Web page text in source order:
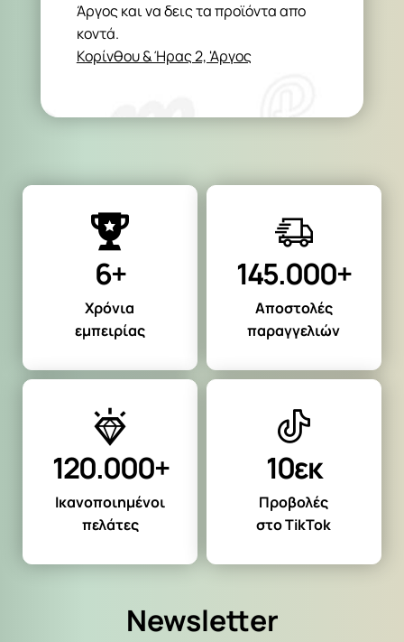
Άργος και να δεις τα προϊόντα απο
κοντά.
Κορίνθου & Ήρας 2, 'Αργος
6+
Χρόνια
εμπειρίας
145.000+
Αποστολές
παραγγελιών
120.000+
Ικανοποιημένοι
πελάτες
10εκ
Προβολές
στο TikTok
Newsletter